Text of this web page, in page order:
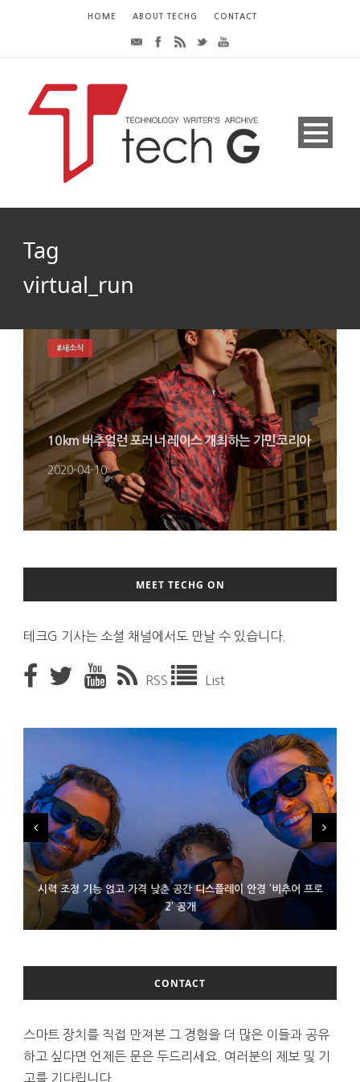
HOME ABOUT TECHG CONTACT
Tag
virtual_run
10km 버추얼런 포러너 레이스 개최하는 가민코리아
2020-04-10
#새소식
MEET TECHG ON
테크G 기사는 소셜 채널에서도 만날 수 있습니다.
RSS List
시력 조정 기능 얹고 가격 낮춘 공간 디스플레이 안경 ‘비추어 프로
2’ 공개
D램 부족에 10억달러어치 아이폰18 프로세서 패키징 대기 중
300~400달러 반지형 스피커 준비하는 오픈AI
CONTACT
스마트 장치를 직접 만져본 그 경험을 더 많은 이들과 공유
하고 싶다면 언제든 문은 두드리세요. 여러분의 제보 및 기
고를 기다립니다.